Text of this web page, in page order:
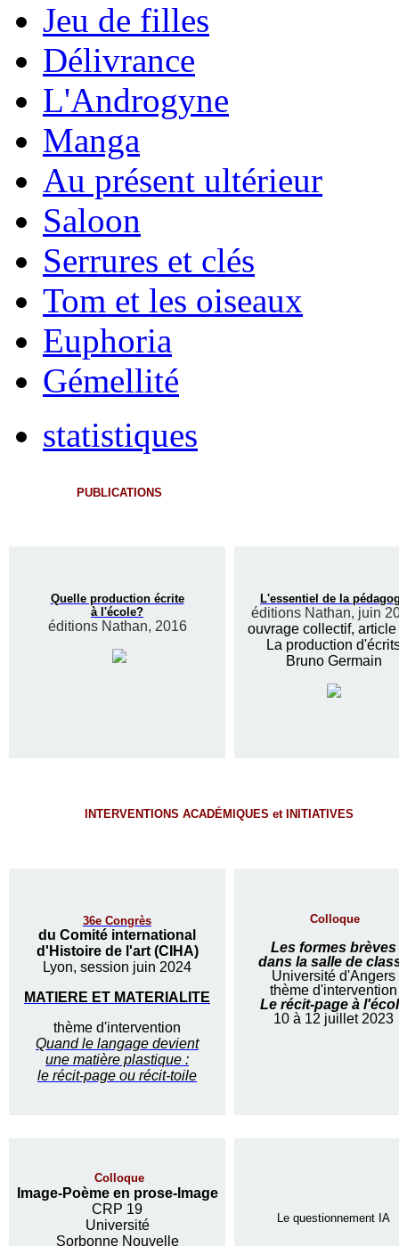
Jeu de filles
Délivrance
L'Androgyne
Manga
Au présent ultérieur
Saloon
Serrures et clés
Tom et les oiseaux
Euphoria
Gémellité
statistiques
PUBLICATIONS
Quelle production écrite
à l'école?
éditions Nathan, 2016
L'essentiel de la
éditions Nathan, juin
ouvrage collectif, article
La production
Bruno Germain
INTERVENTIONS ACADÉMIQUES et INITIATIVES
36e Congrès
du Comité international
d'Histoire de l'art (CIHA)
Lyon, session juin 2024
MATIERE ET MATERIALITE
thème d'intervention
Quand le langage devient
une matière plastique :
le récit-page ou récit-toile
Colloque
Les formes brèves
dans la salle de
Université d'Angers
thème d'intervention
Le récit-page à
10 à 12 juillet 2023
Colloque
Image-Poème en prose-Image
CRP 19
Université
Sorbonne Nouvelle
Le questionnement IA